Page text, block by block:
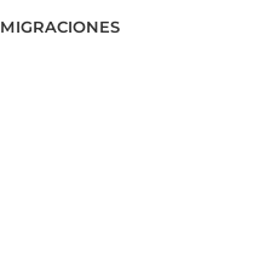
MIGRACIONES